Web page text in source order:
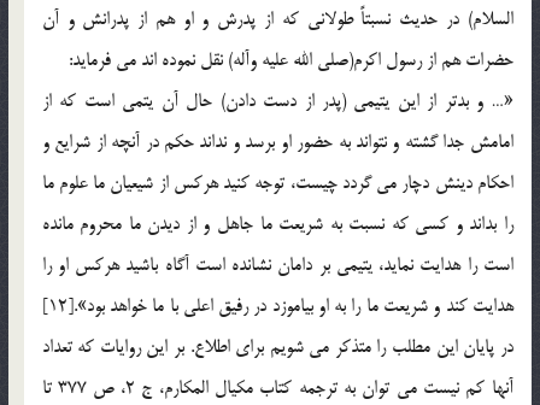
السلام) در حديث نسبتاً طولانى كه از پدرش و او هم از پدرانش و آن
حضرات هم از رسول اكرم(صلى الله عليه وآله) نقل نموده اند مى فرمايد:
«… و بدتر از اين يتيمى (پدر از دست دادن) حال آن يتمى است كه از
امامش جدا گشته و نتواند به حضور او برسد و نداند حكم در آنچه از شرايع و
احكام دينش دچار مى گردد چيست، توجه كنيد هركس از شيعيان ما علوم ما
را بداند و كسى كه نسبت به شريعت ما جاهل و از ديدن ما محروم مانده
است را هدايت نمايد، يتيمى بر دامان نشانده است آگاه باشيد هركس او را
هدايت كند و شريعت ما را به او بياموزد در رفيق اعلى با ما خواهد بود».[12]
در پايان اين مطلب را متذكر مى شويم براى اطلاع. بر اين روايات كه تعداد
آنها كم نيست مى توان به ترجمه كتاب مكيال المكارم، ج 2، ص 377 تا